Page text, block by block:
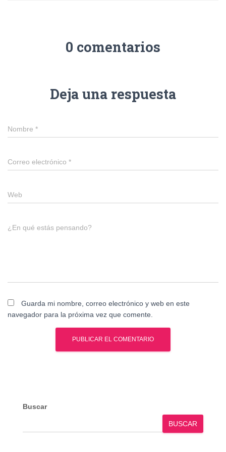
0 comentarios
Deja una respuesta
Nombre *
Correo electrónico *
Web
¿En qué estás pensando?
Guarda mi nombre, correo electrónico y web en este
navegador para la próxima vez que comente.
Buscar
BUSCAR